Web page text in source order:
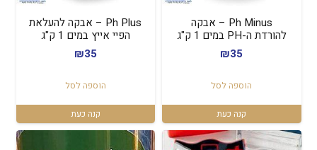
Ph Minus – אבקה
להורדת ה-PH במים 1 ק"ג
₪35
הוספה לסל
קנה כעת
Ph Plus – אבקה להעלאת
הפיי אייץ במים 1 ק"ג
₪35
הוספה לסל
קנה כעת